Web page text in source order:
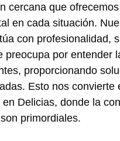
cercana que
en cada situación.
con profesionalidad,
preocupa por entender
proporcionando
Esto nos convierte
Delicias, donde la
primordiales.